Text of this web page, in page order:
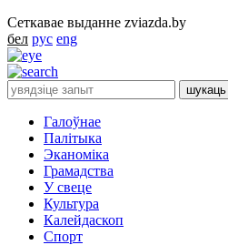
Сеткавае выданне zviazda.by
бел рус eng
Галоўнае
Палітыка
Эканоміка
Грамадства
У свеце
Культура
Калейдаскоп
Спорт